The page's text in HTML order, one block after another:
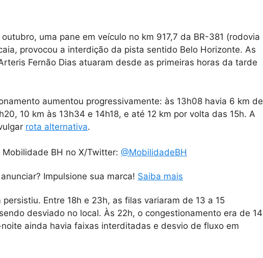
uma pane em veículo no km 917,7 da BR-381 (rodovia
provocou a interdição da pista sentido Belo Horizonte. As
Fernão Dias atuaram desde as primeiras horas da tarde
aumentou progressivamente: às 13h08 havia 6 km de
10 km às 13h34 e 14h18, e até 12 km por volta das 15h. A
rota alternativa.
Mobilidade BH no X/Twitter: @MobilidadeBH
Impulsione sua marca! Saiba mais
Entre 18h e 23h, as filas variaram de 13 a 15
desviado no local. Às 22h, o congestionamento era de 14
ainda havia faixas interditadas e desvio de fluxo em